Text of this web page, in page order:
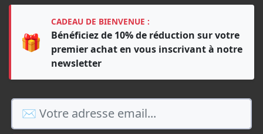
🎁
CADEAU DE BIENVENUE :
Bénéficiez de 10% de réduction sur votre
premier achat en vous inscrivant à notre
newsletter